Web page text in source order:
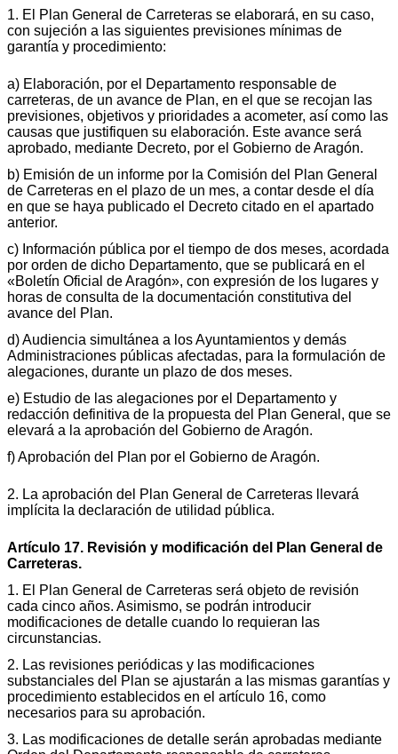
1. El Plan General de Carreteras se elaborará, en su caso,
con sujeción a las siguientes previsiones mínimas de
garantía y procedimiento:
a) Elaboración, por el Departamento responsable de
carreteras, de un avance de Plan, en el que se recojan las
previsiones, objetivos y prioridades a acometer, así como las
causas que justifiquen su elaboración. Este avance será
aprobado, mediante Decreto, por el Gobierno de Aragón.
b) Emisión de un informe por la Comisión del Plan General
de Carreteras en el plazo de un mes, a contar desde el día
en que se haya publicado el Decreto citado en el apartado
anterior.
c) Información pública por el tiempo de dos meses, acordada
por orden de dicho Departamento, que se publicará en el
«Boletín Oficial de Aragón», con expresión de los lugares y
horas de consulta de la documentación constitutiva del
avance del Plan.
d) Audiencia simultánea a los Ayuntamientos y demás
Administraciones públicas afectadas, para la formulación de
alegaciones, durante un plazo de dos meses.
e) Estudio de las alegaciones por el Departamento y
redacción definitiva de la propuesta del Plan General, que se
elevará a la aprobación del Gobierno de Aragón.
f) Aprobación del Plan por el Gobierno de Aragón.
2. La aprobación del Plan General de Carreteras llevará
implícita la declaración de utilidad pública.
Artículo 17. Revisión y modificación del Plan General de
Carreteras.
1. El Plan General de Carreteras será objeto de revisión
cada cinco años. Asimismo, se podrán introducir
modificaciones de detalle cuando lo requieran las
circunstancias.
2. Las revisiones periódicas y las modificaciones
substanciales del Plan se ajustarán a las mismas garantías y
procedimiento establecidos en el artículo 16, como
necesarios para su aprobación.
3. Las modificaciones de detalle serán aprobadas mediante